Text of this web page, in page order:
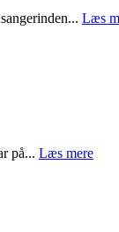
Læs
på... Læs mere